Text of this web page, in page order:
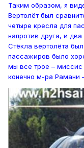
Таким образом, я
Вертолёт был
четыре кресла для
напротив друга, и
Стёкла вертолёта
пассажиров было
мы все трое –
конечно м-ра Рамани